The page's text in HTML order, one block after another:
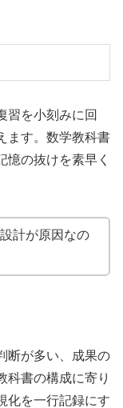
を小刻みに回
ます。数学教科書
憶の抜けを素早く
計が原因なの
断が多い、成果の
科書の構成に寄り
化を一行記録にす